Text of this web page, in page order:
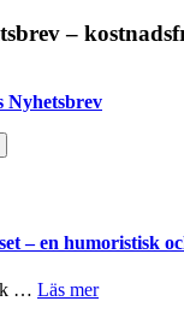
–
Nyhetsbrev
– en humoristisk
… Läs merom